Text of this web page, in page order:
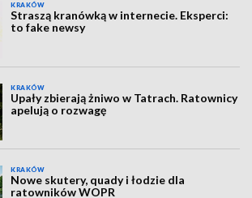
KRAKÓW
Straszą kranówką w internecie. Eksperci:
to fake newsy
KRAKÓW
Upały zbierają żniwo w Tatrach. Ratownicy
apelują o rozwagę
KRAKÓW
Nowe skutery, quady i łodzie dla
ratowników WOPR